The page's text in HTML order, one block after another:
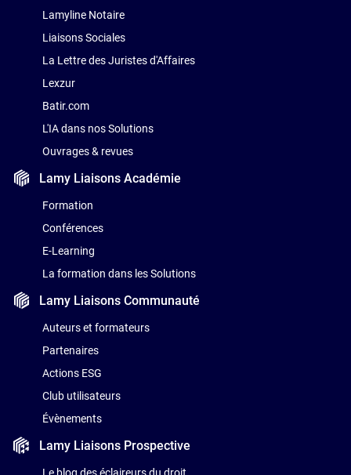
Lamyline Notaire
Liaisons Sociales
La Lettre des Juristes d'Affaires
Lexzur
Batir.com
L'IA dans nos Solutions
Ouvrages & revues
Lamy LiaisonsAcadémie
Formation
Conférences
E-Learning
La formation dans les Solutions
Lamy LiaisonsCommunauté
Auteurs et formateurs
Partenaires
Actions ESG
Club utilisateurs
Évènements
Lamy Liaisons Prospective